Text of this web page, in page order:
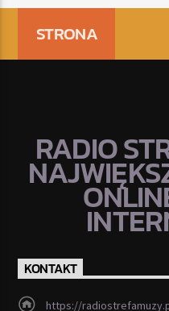
STRONA
RADIO
KONTAKT
https://